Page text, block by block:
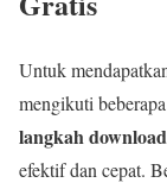
Untuk
mengikuti
langkah
efektif dan cepat.